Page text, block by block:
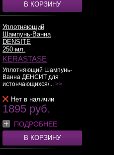
В КОРЗИНУ
Уплотняющий
Шампунь-Ванна
DENSITE
250 мл.
KERASTASE
Уплотняющий Шампунь-
Ванна ДЕНСИТ для
истончающихся/... >>
Нет в наличии
1895 руб.
ПОДРОБНЕЕ
В КОРЗИНУ